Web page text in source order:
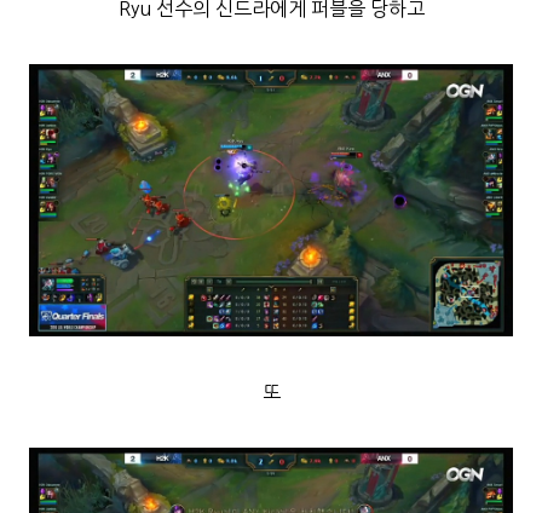
Ryu 선수의 신드라에게 퍼블을 당하고
또